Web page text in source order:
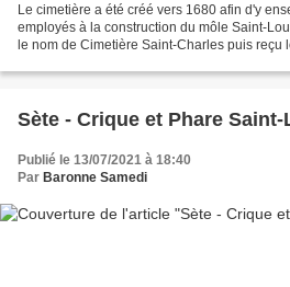
Le cimetière a été créé vers 1680 afin d'y
employés à la construction du môle Saint-
le nom de Cimetière Saint-Charles puis reçu
Sète - Crique et Phare
Publié le 13/07/2021 à 18:40
Par Baronne Samedi